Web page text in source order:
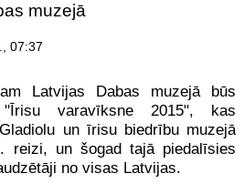
muzejā
07:37
Latvijas Dabas muzejā būs
"Īrisu varavīksne 2015", kas
un īrisu biedrību muzejā
reizi, un šogad tajā piedalīsies
no visas Latvijas.